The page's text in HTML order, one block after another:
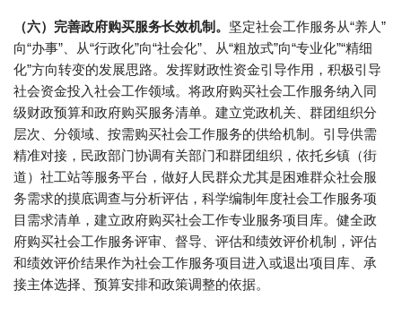
（六）完善政府购买服务长效机制。 坚定社会工作服务从“养人”
向“办事”、从“行政化”向“社会化”、从“粗放式”向“专业化”“精细
化”方向转变的发展思路。发挥财政性资金引导作用，积极引导
社会资金投入社会工作领域。将政府购买社会工作服务纳入同
级财政预算和政府购买服务清单。建立党政机关、群团组织分
层次、分领域、按需购买社会工作服务的供给机制。引导供需
精准对接，民政部门协调有关部门和群团组织，依托乡镇（街
道）社工站等服务平台，做好人民群众尤其是困难群众社会服
务需求的摸底调查与分析评估，科学编制年度社会工作服务项
目需求清单，建立政府购买社会工作专业服务项目库。健全政
府购买社会工作服务评审、督导、评估和绩效评价机制，评估
和绩效评价结果作为社会工作服务项目进入或退出项目库、承
接主体选择、预算安排和政策调整的依据。